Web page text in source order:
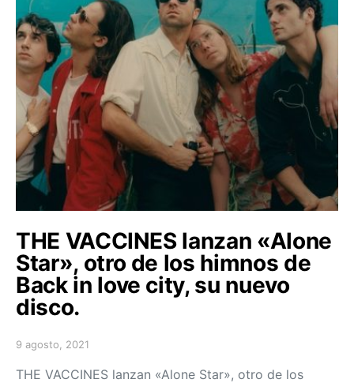
THE VACCINES lanzan «Alone
Star», otro de los himnos de
Back in love city, su nuevo
disco.
Posted on
9 agosto, 2021
THE VACCINES lanzan «Alone Star», otro de los